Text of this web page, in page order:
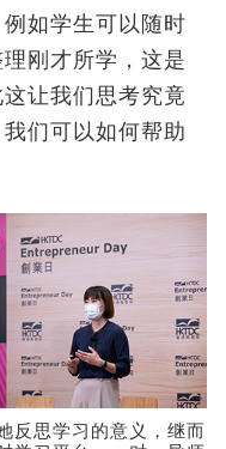
如学生可以随时
刚才所学，这是
让我们思考究竟
们可以如何帮助
反思学习的意义，继而